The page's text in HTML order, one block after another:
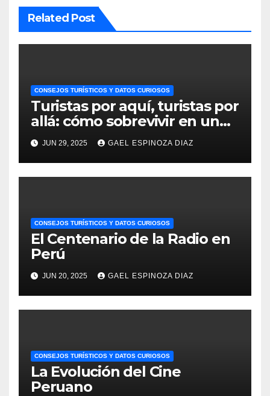
Related Post
CONSEJOS TURÍSTICOS Y DATOS CURIOSOS
Turistas por aquí, turistas por
allá: cómo sobrevivir en un
Perú invadido
JUN 29, 2025 GAEL ESPINOZA DIAZ
CONSEJOS TURÍSTICOS Y DATOS CURIOSOS
El Centenario de la Radio en
Perú
JUN 20, 2025 GAEL ESPINOZA DIAZ
CONSEJOS TURÍSTICOS Y DATOS CURIOSOS
La Evolución del Cine
Peruano